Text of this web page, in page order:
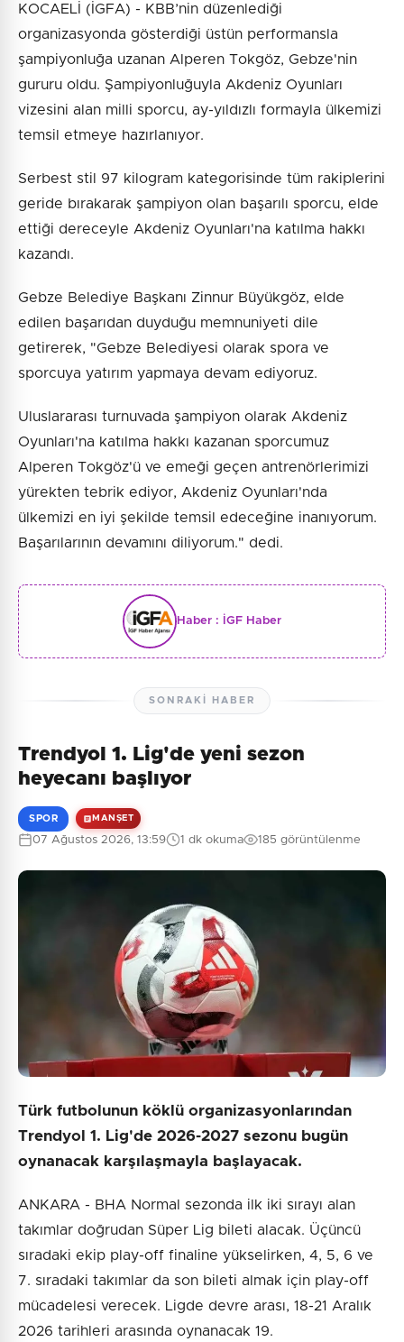
KOCAELİ (İGFA) - KBB’nin düzenlediği
organizasyonda gösterdiği üstün performansla
şampiyonluğa uzanan Alperen Tokgöz, Gebze'nin
gururu oldu. Şampiyonluğuyla Akdeniz Oyunları
vizesini alan milli sporcu, ay-yıldızlı formayla ülkemizi
temsil etmeye hazırlanıyor.
Serbest stil 97 kilogram kategorisinde tüm rakiplerini
geride bırakarak şampiyon olan başarılı sporcu, elde
ettiği dereceyle Akdeniz Oyunları'na katılma hakkı
kazandı.
Gebze Belediye Başkanı Zinnur Büyükgöz, elde
edilen başarıdan duyduğu memnuniyeti dile
getirerek, "Gebze Belediyesi olarak spora ve
sporcuya yatırım yapmaya devam ediyoruz.
Uluslararası turnuvada şampiyon olarak Akdeniz
Oyunları'na katılma hakkı kazanan sporcumuz
Alperen Tokgöz'ü ve emeği geçen antrenörlerimizi
yürekten tebrik ediyor, Akdeniz Oyunları'nda
ülkemizi en iyi şekilde temsil edeceğine inanıyorum.
Başarılarının devamını diliyorum." dedi.
Haber : İGF Haber
SONRAKI HABER
Trendyol 1. Lig'de yeni sezon
heyecanı başlıyor
SPOR MANŞET
07 Ağustos 2026, 13:59 1 dk okuma 185 görüntülenme
Türk futbolunun köklü organizasyonlarından
Trendyol 1. Lig'de 2026-2027 sezonu bugün
oynanacak karşılaşmayla başlayacak.
ANKARA - BHA Normal sezonda ilk iki sırayı alan
takımlar doğrudan Süper Lig bileti alacak. Üçüncü
sıradaki ekip play-off finaline yükselirken, 4, 5, 6 ve
7. sıradaki takımlar da son bileti almak için play-off
mücadelesi verecek. Ligde devre arası, 18-21 Aralık
2026 tarihleri arasında oynanacak 19.